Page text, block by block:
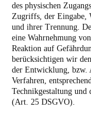
des physischen
Zugriffs, der Eingabe,
und ihrer Trennung.
eine Wahrnehmung
Reaktion auf
berücksichtigen wir
der Entwicklung, bzw.
Verfahren,
Technikgestaltung und
(Art. 25